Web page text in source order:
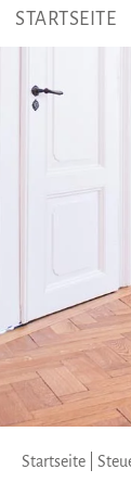
STARTSEITE
Startseite